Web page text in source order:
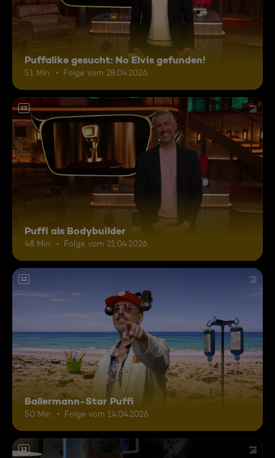
Puffalike gesucht: No Elvis gefunden!
51 Min. Folge vom 28.04.2026
12
Puffi als Bodybuilder
48 Min. Folge vom 21.04.2026
12
Ballermann-Star Puffi
50 Min. Folge vom 14.04.2026
12